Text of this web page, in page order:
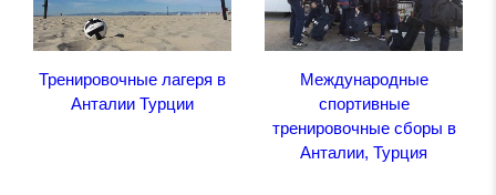
Тренировочные лагеря в
Анталии Турции
Международные
спортивные
тренировочные сборы в
Анталии, Турция